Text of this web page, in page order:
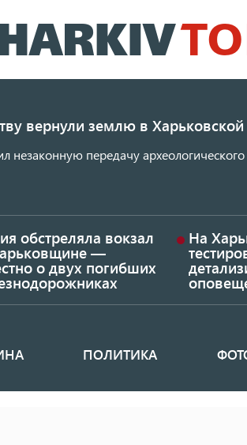
к
основному
вернули землю в
незаконную передачу
обстреляла вокзал
—
о двух погибших
На
ПОЛИТИКА